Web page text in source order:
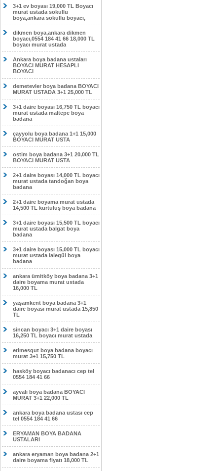
3+1 ev boyası 19,000 TL Boyacı
murat ustada sokullu
boya,ankara sokullu boyacı,
dikmen boya,ankara dikmen
boyacı,0554 184 41 66 18,000 TL
boyacı murat ustada
Ankara boya badana ustaları
BOYACI MURAT HESAPLI
BOYACI
demetevler boya badana BOYACI
MURAT USTADA 3+1 25,000 TL
3+1 daire boyası 16,750 TL boyacı
murat ustada maltepe boya
badana
çayyolu boya badana 1+1 15,000
BOYACI MURAT USTA
ostim boya badana 3+1 20,000 TL
BOYACI MURAT USTA
2+1 daire boyası 14,000 TL boyacı
murat ustada tandoğan boya
badana
2+1 daire boyama murat ustada
14,500 TL kurtuluş boya badana
3+1 daire boyası 15,500 TL boyacı
murat ustada balgat boya
badana
3+1 daire boyası 15,000 TL boyacı
murat ustada lalegül boya
badana
ankara ümitköy boya badana 3+1
daire boyama murat ustada
16,000 TL
yaşamkent boya badana 3+1
daire boyası murat ustada 15,850
TL
sincan boyacı 3+1 daire boyası
16,250 TL boyacı murat ustada
etimesgut boya badana boyacı
murat 3+1 15,750 TL
hasköy boyacı badanacı cep tel
0554 184 41 66
ayvalı boya badana BOYACI
MURAT 3+1 22,000 TL
ankara boya badana ustası cep
tel 0554 184 41 66
ERYAMAN BOYA BADANA
USTALARI
ankara eryaman boya badana 2+1
daire boyama fiyatı 18,000 TL